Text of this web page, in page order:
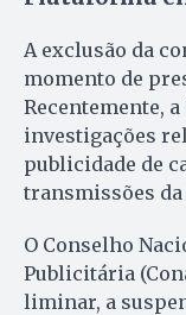
A exclusão da
momento de
Recentemente,
investigações
publicidade de
transmissões da
O Conselho
Publicitária
liminar, a